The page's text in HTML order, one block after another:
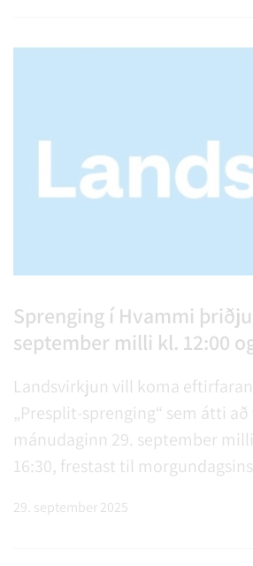
Sprenging í Hvammi
september milli kl. 12:00
Landsvirkjun vill koma
„Presplit-sprenging“ sem átti að
mánudaginn 29. september
16:30, frestast til
september milli kl. 12:00 og
29. september 2025